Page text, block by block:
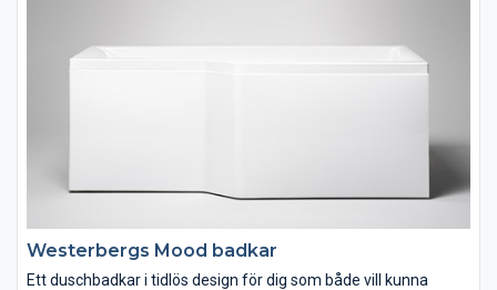
Westerbergs Mood badkar
Ett duschbadkar i tidlös design för dig som både vill kunna